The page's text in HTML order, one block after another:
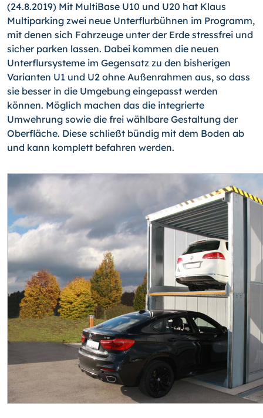
(24.8.2019) Mit MultiBase U10 und U20 hat Klaus
Multiparking zwei neue Unterflurbühnen im Programm,
mit denen sich Fahrzeuge unter der Erde stressfrei und
sicher parken lassen. Dabei kommen die neuen
Unterflursysteme im Gegensatz zu den bisherigen
Varianten U1 und U2 ohne Außenrahmen aus, so dass
sie besser in die Umgebung eingepasst werden
können. Möglich machen das die integrierte
Umwehrung sowie die frei wählbare Gestaltung der
Oberfläche. Diese schließt bündig mit dem Boden ab
und kann komplett befahren werden.